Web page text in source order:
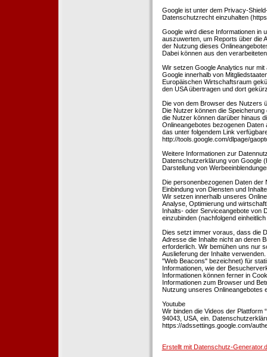
Google ist unter dem Privacy-
Datenschutzrecht einzuhalten
Google wird diese Informationen in
auszuwerten, um Reports über die
der Nutzung dieses
Dabei können aus den
Wir setzen Google Analytics nur
Google innerhalb von
Europäischen Wirtschaftsraum
den USA übertragen und dort
Die von dem Browser des Nutzers
Die Nutzer können die
die Nutzer können darüber hinaus
Onlineangebotes bezogenen
das unter folgendem Link
http://tools.google.com/dlpage/
Weitere Informationen zur
Datenschutzerklärung von Google
Darstellung von
Die personenbezogenen Daten der
Einbindung von Diensten und
Wir setzen innerhalb unseres
Analyse, Optimierung und
Inhalts- oder Serviceangebote von
einzubinden (nachfolgend
Dies setzt immer voraus, dass die
Adresse die Inhalte nicht an deren
erforderlich. Wir bemühen uns nur
Auslieferung der Inhalte
"Web Beacons" bezeichnet) für
Informationen, wie der
Informationen können ferner in
Informationen zum Browser und
Nutzung unseres Onlineangebotes
Youtube
Wir binden die Videos der Plattform
94043, USA, ein.
https://adssettings.google.com/
Erstellt mit Datenschutz-